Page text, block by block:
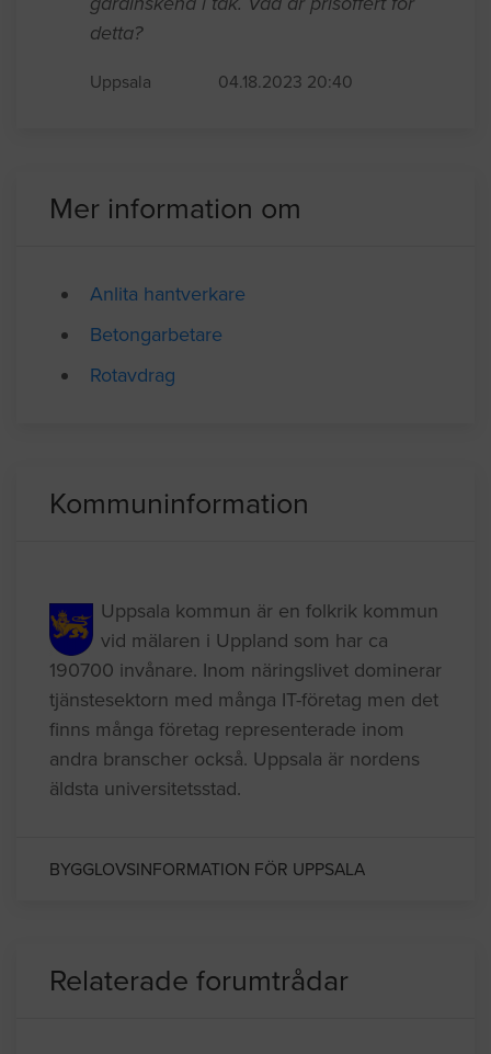
Vi skulle behöva borra hål i betong och
gardinskena i tak. Vad är prisoffert för
Mer information om
Anlita hantverkare
Kommuninformation
Uppsala kommun är en folkrik kommun
vid mälaren i Uppland som har ca
190700 invånare. Inom näringslivet dominerar
tjänstesektorn med många IT-företag men det
äldsta universitetsstad.